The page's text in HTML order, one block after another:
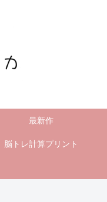
最新作
脳トレ計算プリント